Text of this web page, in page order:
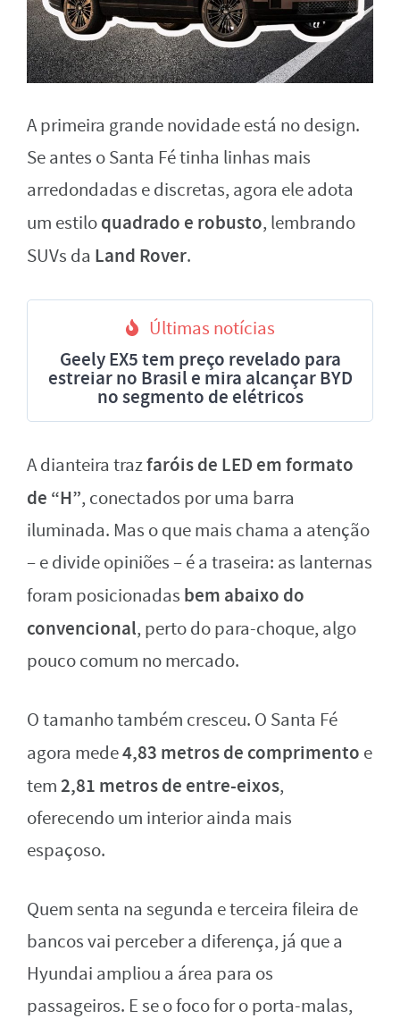
A primeira grande novidade está no design.
Se antes o Santa Fé tinha linhas mais
arredondadas e discretas, agora ele adota
um estiloquadrado e robusto, lembrando
SUVs da Land Rover.
Últimas notícias
Geely EX5 tem preço revelado para
estreiar no Brasil e mira alcançar BYD
no segmento de elétricos
A dianteira trazfaróis de LED em formato
de “H”, conectados por uma barra
iluminada. Mas o que mais chama a atenção
– e divide opiniões – é a traseira: as lanternas
foram posicionadas bem abaixo do
convencional, perto do para-choque, algo
pouco comum no mercado.
O tamanho também cresceu. O Santa Fé
agora mede4,83 metros de comprimento e
tem2,81 metros de entre-eixos,
oferecendo um interior ainda mais
espaçoso.
Quem senta na segunda e terceira fileira de
bancos vai perceber a diferença, já que a
Hyundai ampliou a área para os
passageiros. E se o foco for o porta-malas,